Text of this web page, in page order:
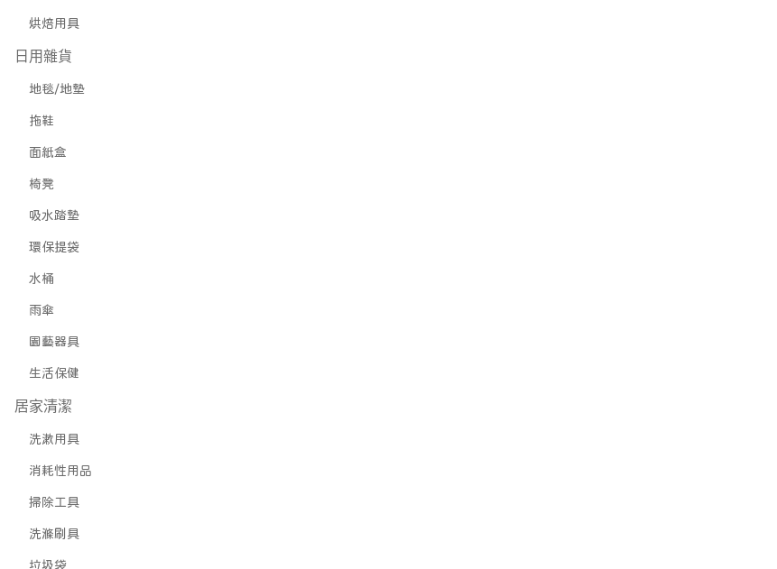
烘焙用具
日用雜貨
地毯/地墊
拖鞋
面紙盒
椅凳
吸水踏墊
環保提袋
水桶
雨傘
園藝器具
生活保健
居家清潔
洗漱用具
消耗性用品
掃除工具
洗滌刷具
垃圾袋